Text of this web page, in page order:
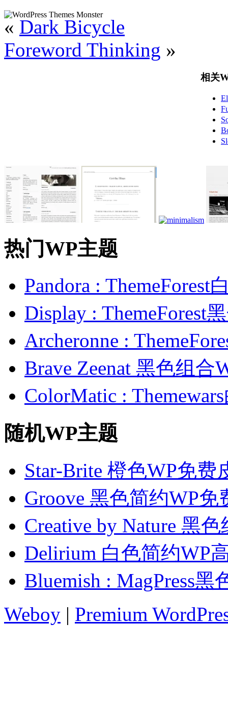
« Dark Bicycle
Foreword Thinking »
相关
热门WP主题
Pandora : ThemeForest
Display : ThemeForest
Archeronne :
Brave Zeenat 黑色组合
ColorMatic :
随机WP主题
Star-Brite 橙色WP免费
Groove 黑色简约WP免
Creative by Nature 黑
Delirium 白色简约WP
Bluemish : MagPress
Weboy | Premium